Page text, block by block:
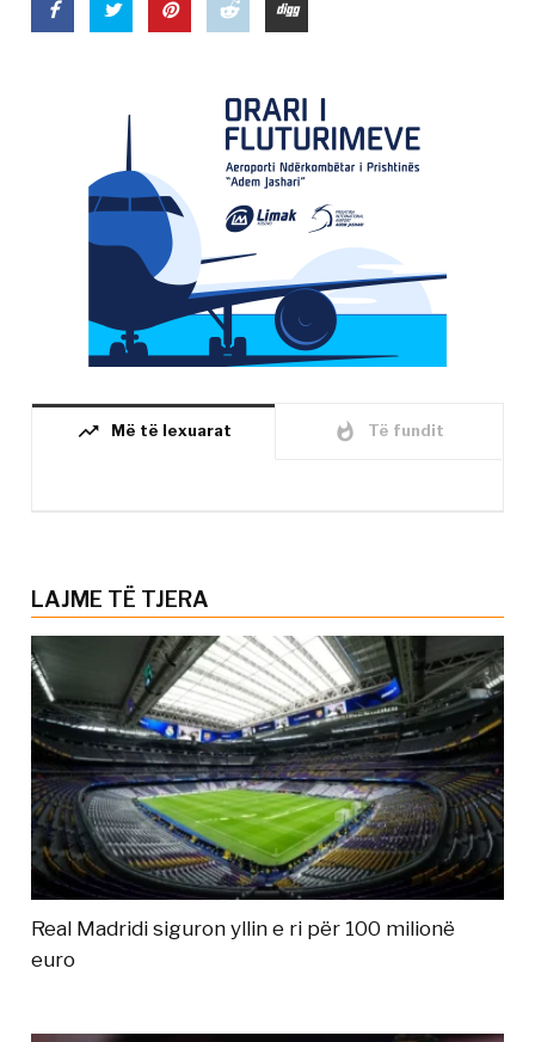
trending_up Më të lexuarat whatshot Të fundit
LAJME TË TJERA
Real Madridi siguron yllin e ri për 100 milionë
euro